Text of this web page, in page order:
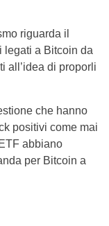
riguarda il
legati a Bitcoin da
all’idea di proporli
che hanno
positivi come mai
abbiano
per Bitcoin a